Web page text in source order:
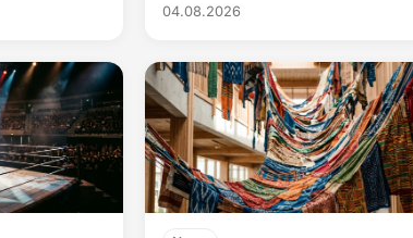
04.08.2026